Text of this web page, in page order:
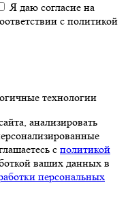
Я даю согласие на
с политикой
технологии
анализировать
с политикой
ваших данных в
персональных